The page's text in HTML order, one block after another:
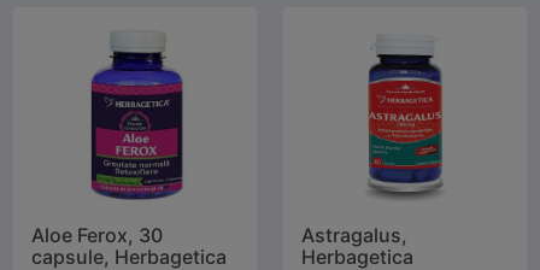
Aloe Ferox, 30
capsule, Herbagetica
Astragalus,
Herbagetica